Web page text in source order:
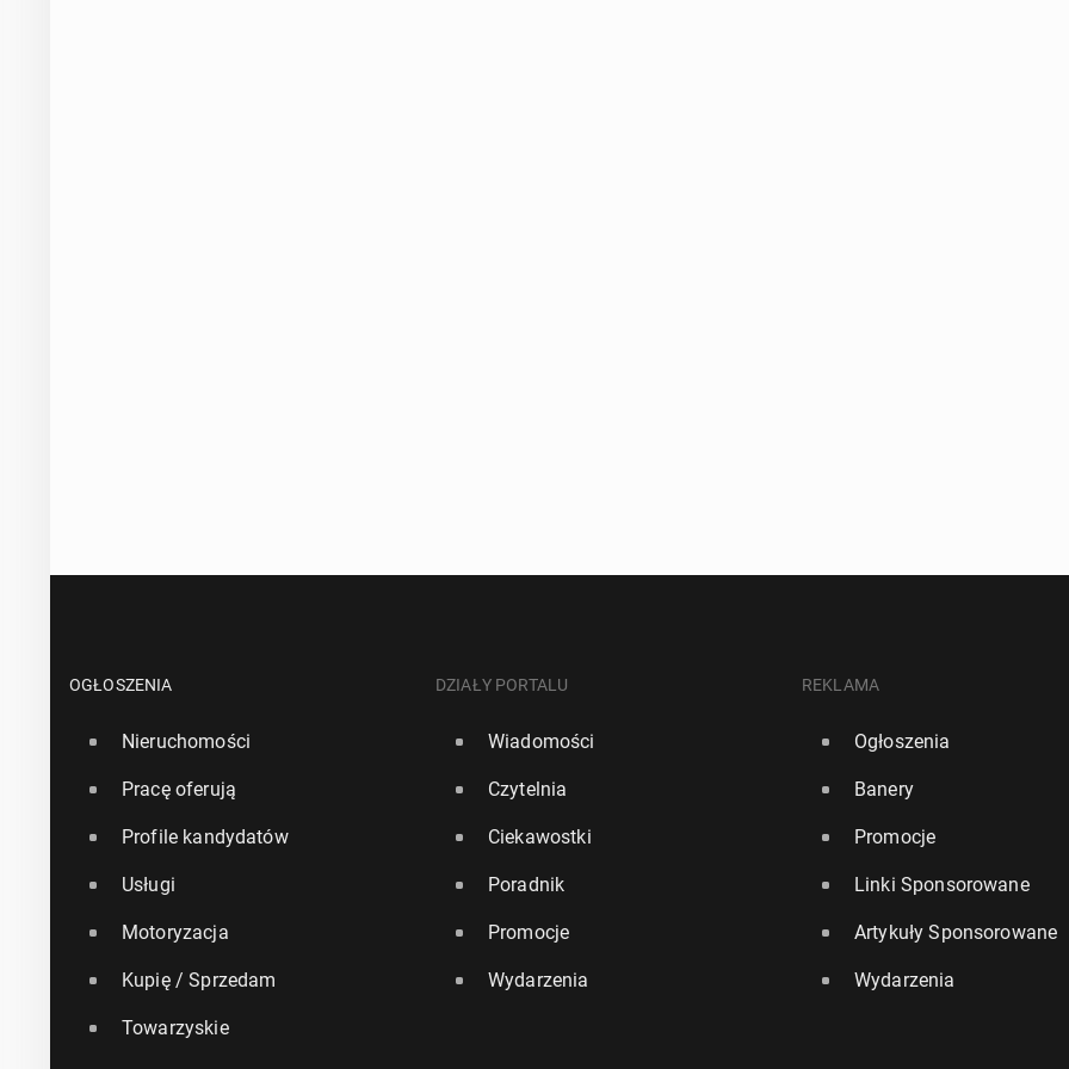
OGŁOSZENIA
Nieruchomości
Pracę oferują
Profile kandydatów
Usługi
Motoryzacja
Kupię / Sprzedam
Towarzyskie
DZIAŁY PORTALU
Wiadomości
Czytelnia
Ciekawostki
Poradnik
Promocje
Wydarzenia
REKLAMA
Ogłoszenia
Banery
Promocje
Linki Sponsorowane
Artykuły Sponsorowane
Wydarzenia